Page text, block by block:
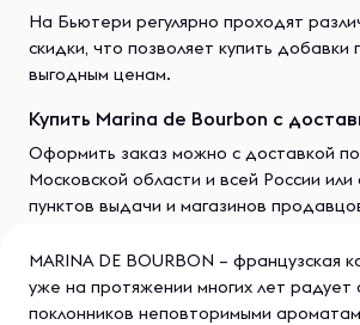
На Бьютери регулярно проходят
скидки, что позволяет купить добавки
выгодным ценам.
Купить Marina de Bourbon с
Оформить заказ можно с доставкой
Московской области и всей России
пунктов выдачи и магазинов
MARINA DE BOURBON – французская
уже на протяжении многих лет радует
поклонников неповторимыми